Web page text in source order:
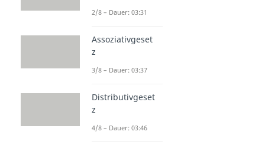
2/8 – Dauer: 03:31
Assoziativgeset
z
3/8 – Dauer: 03:37
Distributivgeset
z
4/8 – Dauer: 03:46